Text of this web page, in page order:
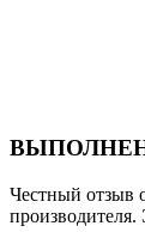
Честный отзыв